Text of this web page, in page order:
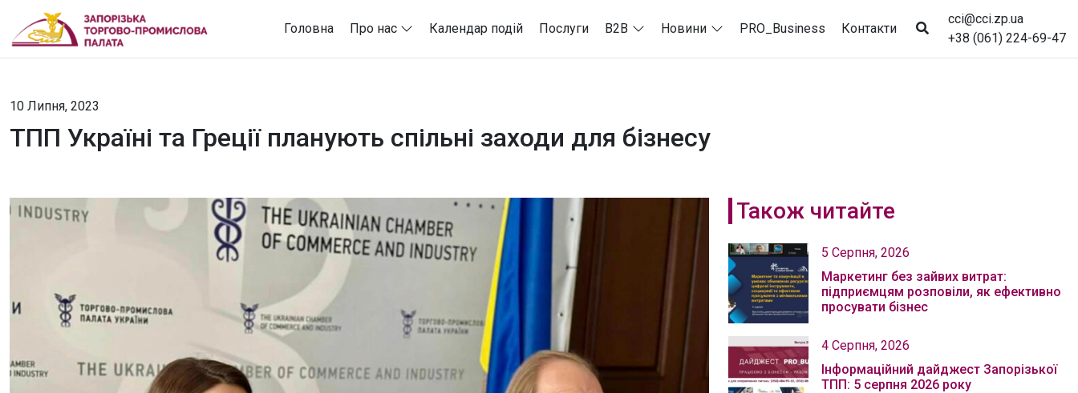
Головна Про нас Календар подій Послуги B2B Новини PRO_Business Контакти
cci@cci.zp.ua
+38 (061) 224-69-47
10 Липня, 2023
ТПП Україні та Греції планують спільні заходи для бізнесу
Також читайте
5 Серпня, 2026
Маркетинг без зайвих витрат:
підприємцям розповіли, як ефективно
просувати бізнес
4 Серпня, 2026
Інформаційний дайджест Запорізької
ТПП: 5 серпня 2026 року